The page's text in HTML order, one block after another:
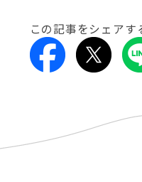
この記事をシェアす